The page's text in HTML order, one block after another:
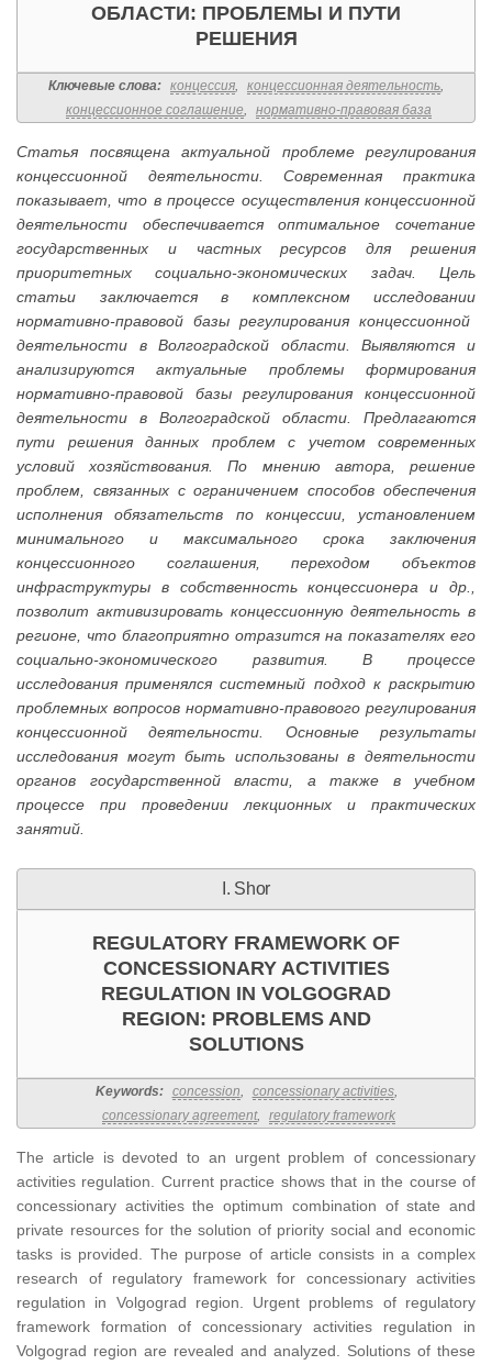
ОБЛАСТИ: ПРОБЛЕМЫ И ПУТИ
РЕШЕНИЯ
Ключевые слова: концессия, концессионная деятельность,
концессионное соглашение, нормативно-правовая база
Статья посвящена актуальной проблеме регулирования
концессионной деятельности. Современная практика
показывает, что в процессе осуществления концессионной
деятельности обеспечивается оптимальное сочетание
государственных и частных ресурсов для решения
приоритетных социально-экономических задач. Цель
статьи заключается в комплексном исследовании
нормативно-правовой базы регулирования концессионной
деятельности в Волгоградской области. Выявляются и
анализируются актуальные проблемы формирования
нормативно-правовой базы регулирования концессионной
деятельности в Волгоградской области. Предлагаются
пути решения данных проблем с учетом современных
условий хозяйствования. По мнению автора, решение
проблем, связанных с ограничением способов обеспечения
исполнения обязательств по концессии, установлением
минимального и максимального срока заключения
концессионного соглашения, переходом объектов
инфраструктуры в собственность концессионера и др.,
позволит активизировать концессионную деятельность в
регионе, что благоприятно отразится на показателях его
социально-экономического развития. В процессе
исследования применялся системный подход к раскрытию
проблемных вопросов нормативно-правового регулирования
концессионной деятельности. Основные результаты
исследования могут быть использованы в деятельности
органов государственной власти, а также в учебном
процессе при проведении лекционных и практических
занятий.
I. Shor
REGULATORY FRAMEWORK OF
CONCESSIONARY ACTIVITIES
REGULATION IN VOLGOGRAD
REGION: PROBLEMS AND
SOLUTIONS
Keywords: concession, concessionary activities,
concessionary agreement, regulatory framework
The article is devoted to an urgent problem of concessionary
activities regulation. Current practice shows that in the course of
concessionary activities the optimum combination of state and
private resources for the solution of priority social and economic
tasks is provided. The purpose of article consists in a complex
research of regulatory framework for concessionary activities
regulation in Volgograd region. Urgent problems of regulatory
framework formation of concessionary activities regulation in
Volgograd region are revealed and analyzed. Solutions of these